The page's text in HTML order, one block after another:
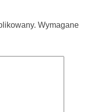
Wymagane